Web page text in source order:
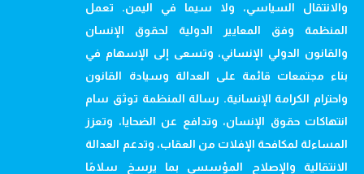
والانتقال السياسي، ولا سيما في اليمن. تعمل
المنظمة وفق المعايير الدولية لحقوق الإنسان
والقانون الدولي الإنساني، وتسعى إلى الإسهام في
بناء مجتمعات قائمة على العدالة وسيادة القانون
واحترام الكرامة الإنسانية. رسالة المنظمة توثق سام
انتهاكات حقوق الإنسان، وتدافع عن الضحايا، وتعزز
المساءلة لمكافحة الإفلات من العقاب، وتدعم العدالة
الانتقالية والإصلاح المؤسسي بما يرسخ سلامًا